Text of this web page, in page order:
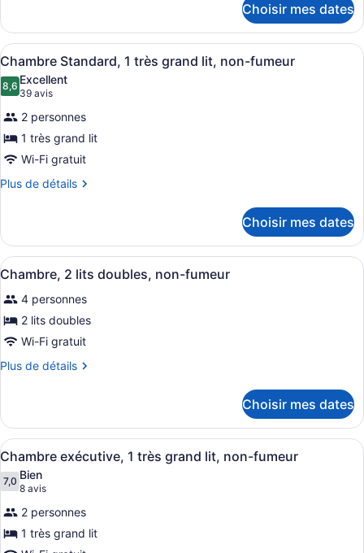
Standard,
2
lits
doubles,
non-
fumeur
Chambre
Standard,
2
doubles,
non-
fumeur
Choisir mes dates
Afficher
toutes
les
photos
pour
ce
type
de
Standard,
1
très
grand
lit,
non-
fumeur
Une chambre d’hôtel avec un
5
Chambre Standard, 1 très grand lit, non-fumeur
8,68,6 sur 10
Excellent
39 avis
(39 avis)
2 personnes
1 très grand lit
Wi-Fi gratuit
Plus de détails
Plus
Chambre
Standard,
1
grand
lit,
non-
fumeur
Choisir mes dates
Afficher
toutes
les
photos
pour
ce
type
chambre :
Chambre,
2
lits
doubles,
non-
fumeur
Une chambre d’hôtel avec un
2
Chambre, 2 lits doubles, non-fumeur
4 personnes
2 lits doubles
Wi-Fi gratuit
Plus de détails
Plus
Chambre,
lits
doubles,
non-
fumeur
Choisir mes dates
Afficher
toutes
les
photos
pour
ce
Une chambre d’hôtel avec un
1
Chambre exécutive, 1 très grand lit, non-fumeur
7,07,0 sur 10
Bien
8 avis
(8 avis)
2 personnes
1 très grand lit